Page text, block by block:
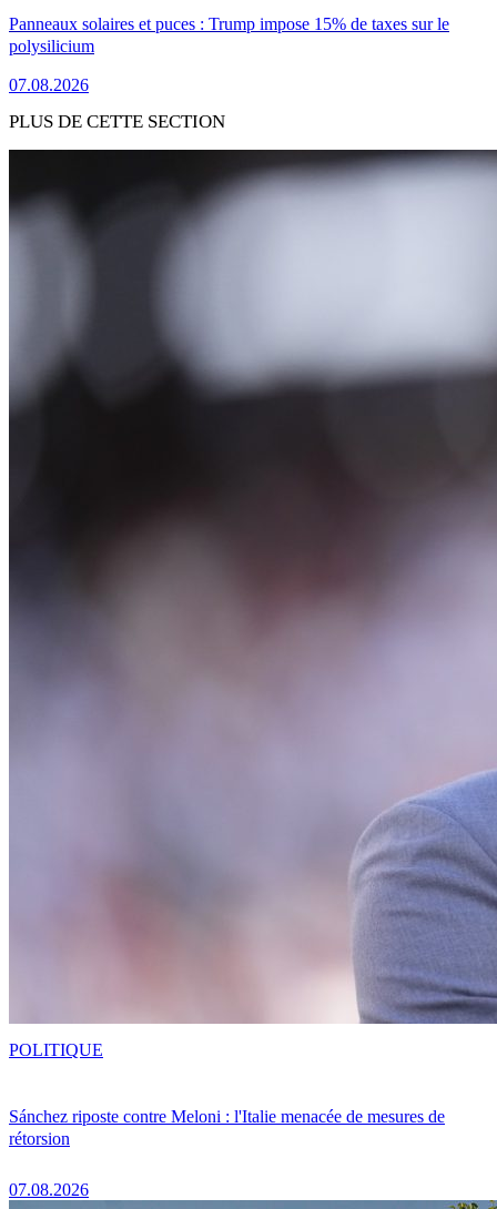
Panneaux solaires et puces : Trump impose 15% de taxes sur le
polysilicium
07.08.2026
PLUS DE CETTE SECTION
Sánchez riposte contre Meloni : l'Italie menacée de mesures de
rétorsion
07.08.2026
POLITIQUE